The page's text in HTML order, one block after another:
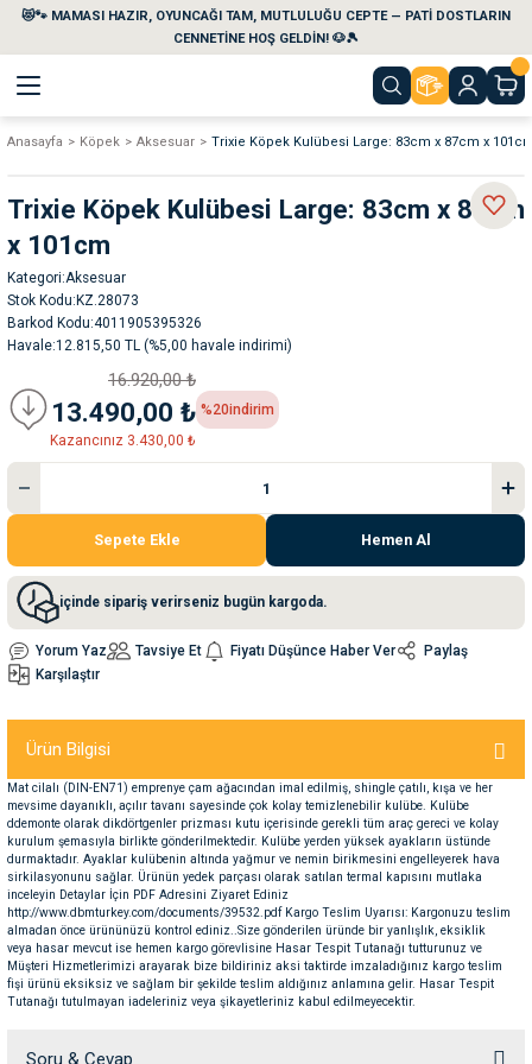
😻🐾 MAMASI HAZIR, OYUNCAĞI TAM, MUTLULUĞU CEPTE — PATİ DOSTLARIN
CENNETİNE HOŞ GELDİN! 🐶🎾
Geri Dön
Geri Dön
Temizlik Ürünleri
Su Kabları
Kemikleri
Geri Dön
Geri Dön
Geri Dön
Geri Dön
Anasayfa Köpek Aksesuar Trixie Köpek Kulübesi Large: 83cm x 87cm x
Trixie Köpek Kulübesi Large: 83cm x 87cm
x 101cm
Kategori Aksesuar
Stok Kodu KZ.28073
Barkod Kodu 4011905395326
Havale 12.815,50 TL (%5,00 havale indirimi)
16.920,00 ₺
13.490,00 ₺
Kazancınız 3.430,00 ₺
%20indirim
Sepete Ekle Hemen Al
içinde sipariş verirseniz bugün kargoda.
Yorum Yaz Tavsiye Et Fiyatı Düşünce Haber Ver
Paylaş
Karşılaştır
Ürün Bilgisi
Mat cilalı (DIN-EN71) emprenye çam ağacından imal edilmiş, shingle çatılı, kışa ve her
mevsime dayanıklı, açılır tavanı sayesinde çok kolay temizlenebilir kulübe. Kulübe
ddemonte olarak dikdörtgenler prizması kutu içerisinde gerekli tüm araç gereci ve kolay
kurulum şemasıyla birlikte gönderilmektedir. Kulübe yerden yüksek ayakların üstünde
durmaktadır. Ayaklar kulübenin altında yağmur ve nemin birikmesini engelleyerek hava
sirkilasyonunu sağlar. Ürünün yedek parçası olarak satılan termal kapısını mutlaka
inceleyin Detaylar İçin PDF Adresini Ziyaret Ediniz
http://www.dbmturkey.com/documents/39532.pdf Kargo Teslim Uyarısı: Kargonuzu teslim
almadan önce ürününüzü kontrol ediniz..Size gönderilen üründe bir yanlışlık, eksiklik
veya hasar mevcut ise hemen kargo görevlisine Hasar Tespit Tutanağı tutturunuz ve
Müşteri Hizmetlerimizi arayarak bize bildiriniz aksi taktirde imzaladığınız kargo teslim
fişi ürünü eksiksiz ve sağlam bir şekilde teslim aldığınız anlamına gelir. Hasar Tespit
Tutanağı tutulmayan iadeleriniz veya şikayetleriniz kabul edilmeyecektir.
Soru & Cevap